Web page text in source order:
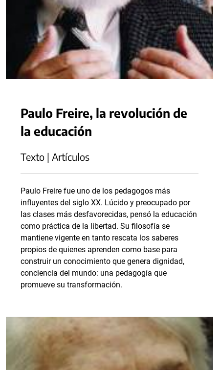
Paulo Freire, la revolución de
la educación
Texto | Artículos
Paulo Freire fue uno de los pedagogos más
influyentes del siglo XX. Lúcido y preocupado por
las clases más desfavorecidas, pensó la educación
como práctica de la libertad. Su filosofía se
mantiene vigente en tanto rescata los saberes
propios de quienes aprenden como base para
construir un conocimiento que genera dignidad,
conciencia del mundo: una pedagogía que
promueve su transformación.